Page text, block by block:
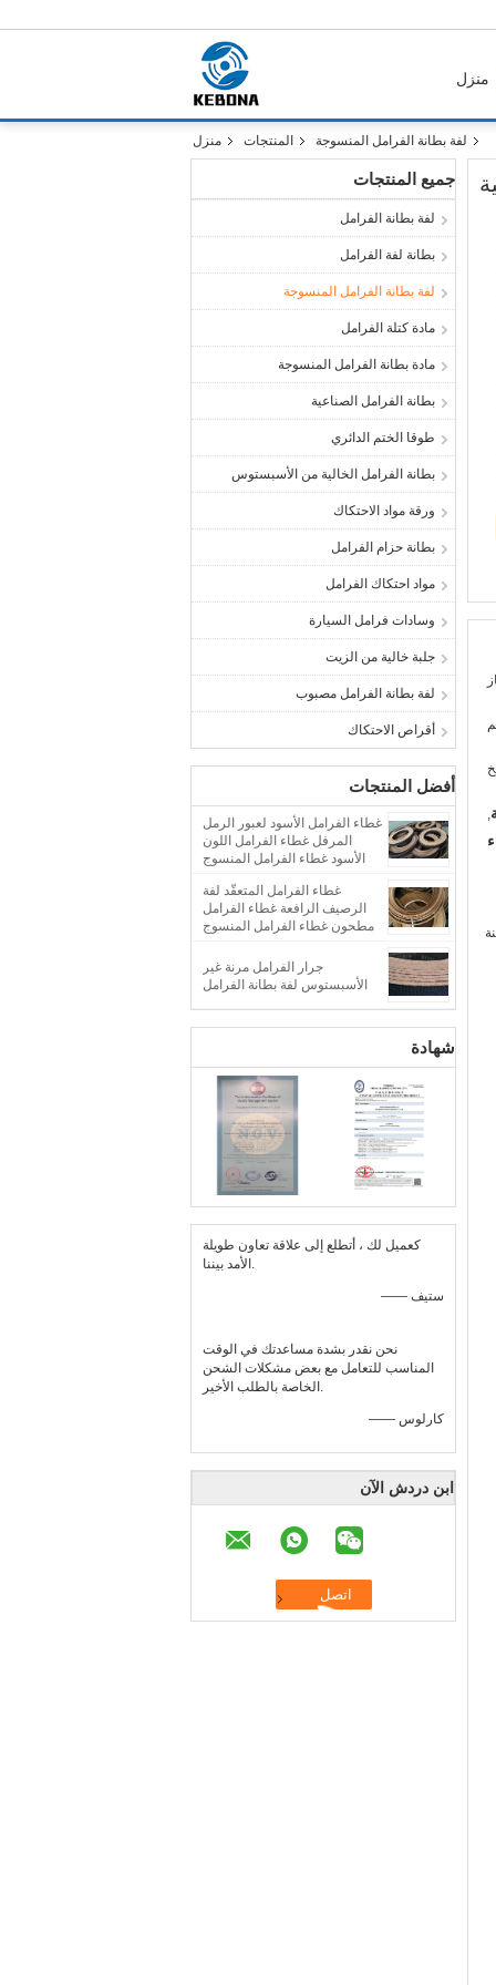
منزل
منزل المنتجات لفة بطانة الفرامل المنسوجة
جميع المنتجات
لفة بطانة الفرامل
بطانة لفة الفرامل
لفة بطانة الفرامل المنسوجة
مادة كتلة الفرامل
مادة بطانة الفرامل المنسوجة
بطانة الفرامل الصناعية
طوقا الختم الدائري
بطانة الفرامل الخالية من الأسبستوس
ورقة مواد الاحتكاك
بطانة حزام الفرامل
مواد احتكاك الفرامل
وسادات فرامل السيارة
جلبة خالية من الزيت
لفة بطانة الفرامل مصبوب
أقراص الاحتكاك
أفضل المنتجات
غطاء الفرامل الأسود لعبور الرمل
المرفل غطاء الفرامل اللون
الأسود غطاء الفرامل المنسوج
غطاء الفرامل المتعقّد لفة
الرصيف الرافعة غطاء الفرامل
مطحون غطاء الفرامل المنسوج
جرار الفرامل مرنة غير
الأسبستوس لفة بطانة الفرامل
شهادة
كعميل لك ، أتطلع إلى علاقة تعاون طويلة
الأمد بيننا.
—— ستيف
نحن نقدر بشدة مساعدتك في الوقت
المناسب للتعامل مع بعض مشكلات الشحن
الخاصة بالطلب الأخير.
—— كارلوس
ابن دردش الآن
,